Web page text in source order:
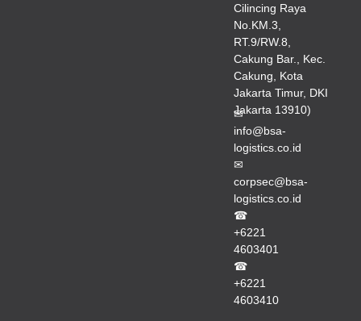
Cilincing Raya
No.KM.3,
RT.9/RW.8,
Cakung Bar., Kec.
Cakung, Kota
Jakarta Timur, DKI
Jakarta 13910)
✉
info@bsa-
logistics.co.id
✉
corpsec@bsa-
logistics.co.id
☎
+6221
4603401
☎
+6221
4603410